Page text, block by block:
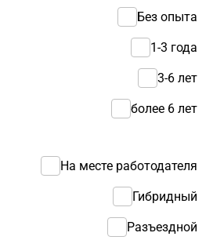
Без опыта
1-3 года
3-6 лет
более 6 лет
На месте работодателя
Гибридный
Разъездной